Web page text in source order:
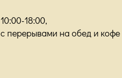
10:00-18:00,
с перерывами на обед и кофе